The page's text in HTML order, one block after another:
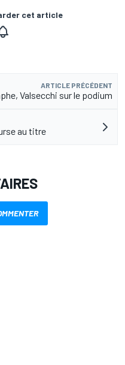
cet article
ARTICLE PRÉCÉDENT
Valsecchi sur le podium
au titre